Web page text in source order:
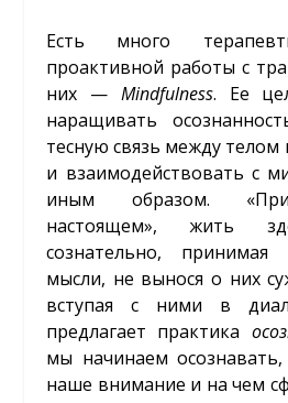
Есть много
проактивной работы с
них — Mindfulness. Ее
наращивать
тесную связь между телом
и взаимодействовать с
иным образом.
настоящем», жить
сознательно,
мысли, не вынося о них
вступая с ними в
предлагает практика
мы начинаем
наше внимание и на чем